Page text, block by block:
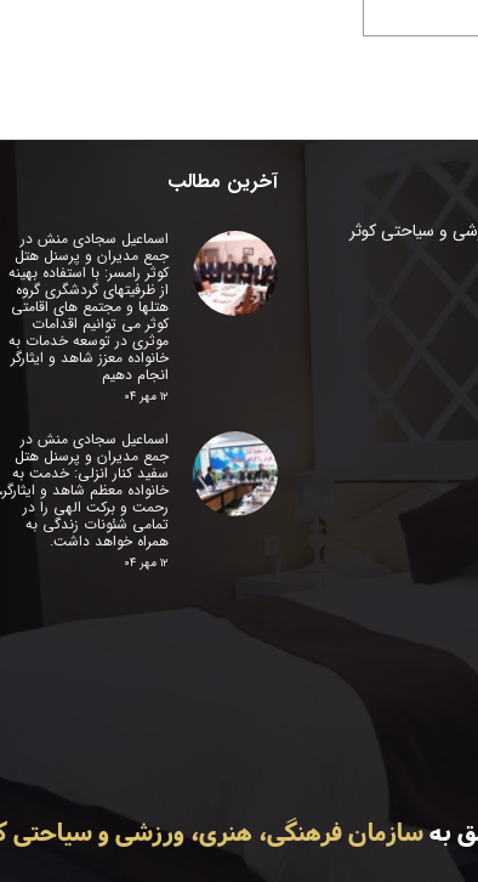
و سیاحتی کوثر
آخرین مطالب
بهسازمان فرهنگی، هنری، ورزشی و سیاحتی
اسماعیل سجادی منش در
جمع مدیران و پرسنل هتل
کوثر رامسر: با استفاده بهینه
از ظرفیتهای گردشگری گروه
هتلها و مجتمع های اقامتی
کوثر می توانیم اقدامات
موثری در توسعه خدمات به
خانواده معزز شاهد و ایثارگر
انجام دهیم
۱۲ مهر ۰۴
اسماعیل سجادی منش در
جمع مدیران و پرسنل هتل
سفید کنار انزلی: خدمت به
خانواده معظم شاهد و ایثارگر،
رحمت و برکت الهی را در
تمامی شئونات زندگی به
همراه خواهد داشت.
۱۲ مهر ۰۴